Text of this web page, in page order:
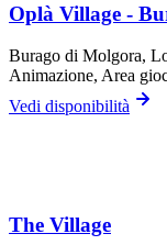
Oplà Village -
Burago di Molgora,
Animazione, Area
Vedi disponibilità
The Village